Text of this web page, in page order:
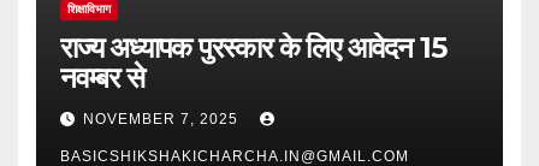
शिक्षाविभाग
राज्य अध्यापक पुरस्कार के लिए आवेदन 15
नवम्बर से
NOVEMBER 7, 2025
BASICSHIKSHAKICHARCHA.IN@GMAIL.COM